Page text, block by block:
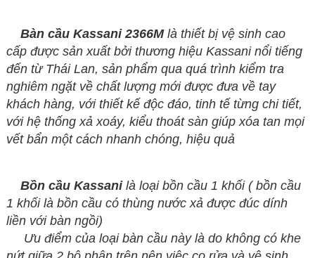
Bàn cầu Kassani 2366M là thiết bị vệ sinh cao
cấp được sản xuất bởi thương hiệu Kassani nổi tiếng
đến từ Thái Lan, sản phẩm qua quá trình kiểm tra
nghiêm ngặt về chất lượng mới được đưa về tay
khách hàng, với thiết kế độc đáo, tinh tế từng chi tiết,
với hệ thống xả xoáy, kiểu thoát sàn giúp xóa tan mọi
vết bẩn một cách nhanh chóng, hiệu quả
Bồn cầu Kassani là loại bồn cầu 1 khối ( bồn cầu
1 khối là bồn cầu có thùng nước xả được đúc dính
liền với bàn ngồi)
Ưu điểm của loại bàn cầu này là do không có khe